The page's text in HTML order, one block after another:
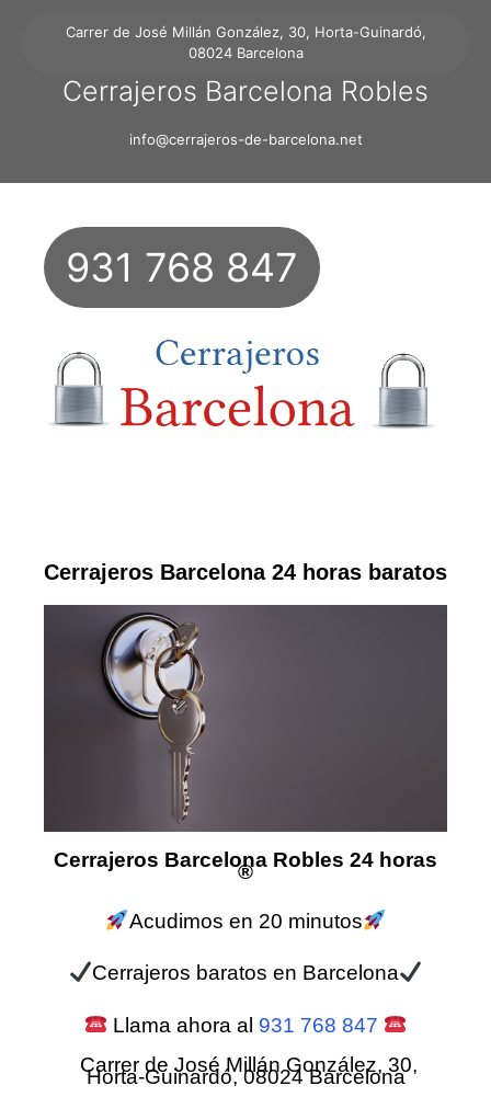
Carrer de José Millán González, 30, Horta-Guinardó,
08024 Barcelona
Cerrajeros Barcelona Robles
info@cerrajeros-de-barcelona.net
931 768 847
Cerrajeros Barcelona 24 horas baratos
Cerrajeros Barcelona Robles 24 horas
®
Acudimos en 20 minutos
Cerrajeros baratos en Barcelona
Llama ahora al 931 768 847
Carrer de José Millán González, 30,
Horta-Guinardó, 08024 Barcelona